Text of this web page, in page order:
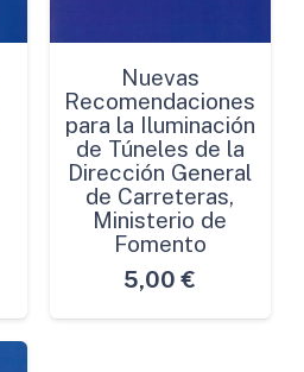
Nuevas
Recomendaciones
para la Iluminación
de Túneles de la
Dirección General
de Carreteras,
Ministerio de
Fomento
5,00 €